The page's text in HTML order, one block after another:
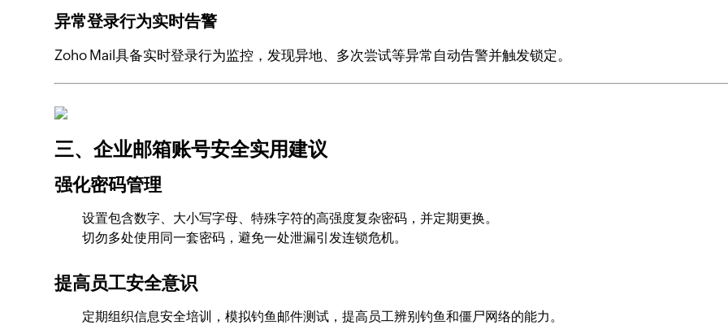
异常登录行为实时告警
Zoho Mail具备实时登录行为监控，发现异地、多次尝试等异常自动告警并触发锁定。
三、企业邮箱账号安全实用建议
强化密码管理
设置包含数字、大小写字母、特殊字符的高强度复杂密码，并定期更换。
切勿多处使用同一套密码，避免一处泄漏引发连锁危机。
提高员工安全意识
定期组织信息安全培训，模拟钓鱼邮件测试，提高员工辨别钓鱼和僵尸网络的能力。